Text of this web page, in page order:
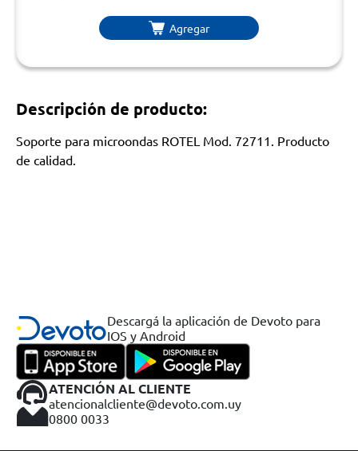
Agregar
Descripción de producto:
Soporte para microondas ROTEL Mod. 72711. Producto
de calidad.
Descargá la aplicación de Devoto para
IOS y Android
ATENCIÓN AL CLIENTE
atencionalcliente@devoto.com.uy
0800 0033